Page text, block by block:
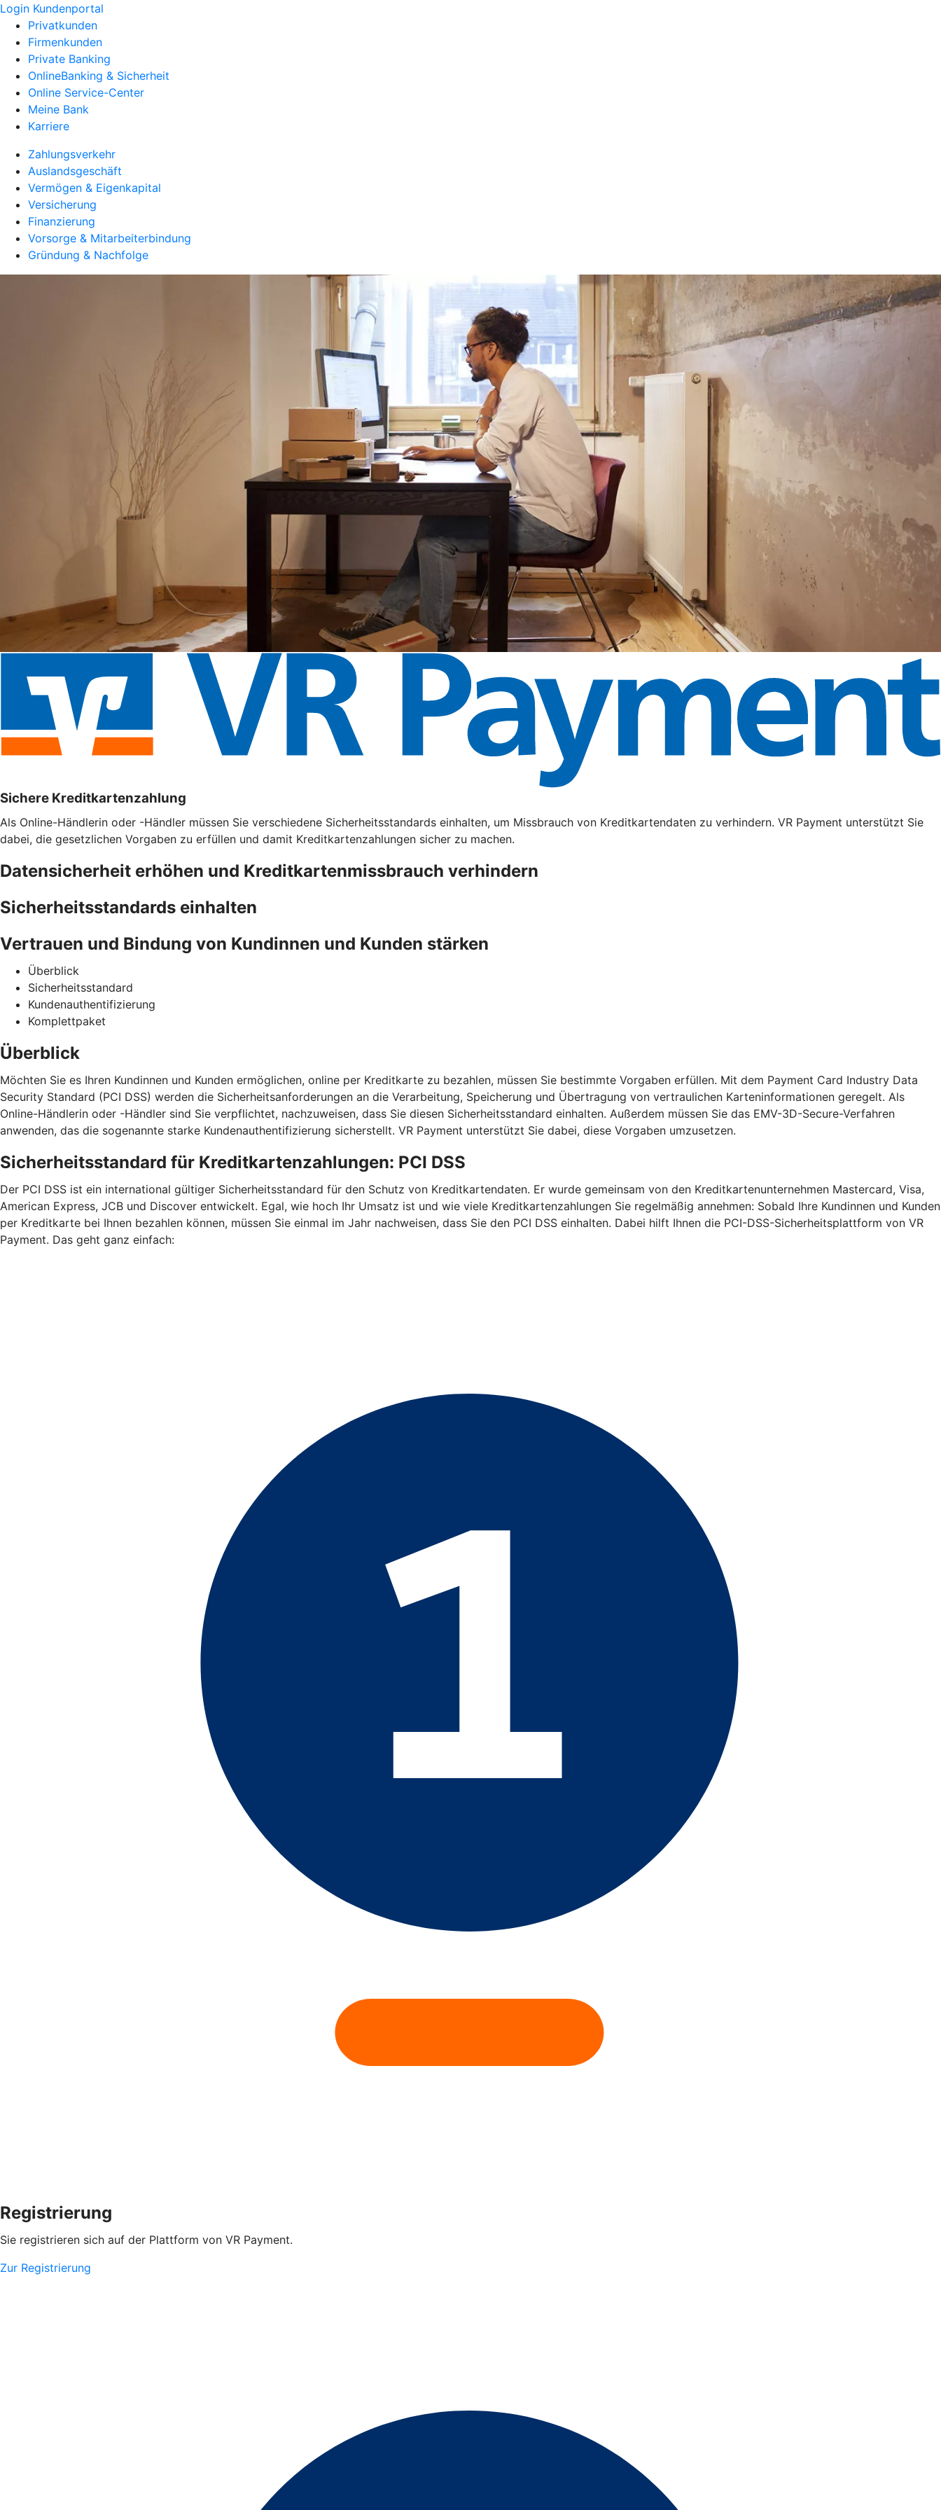
Login Kundenportal
Privatkunden
Firmenkunden
Private Banking
OnlineBanking & Sicherheit
Online Service-Center
Meine Bank
Karriere
Zahlungsverkehr
Auslandsgeschäft
Vermögen & Eigenkapital
Versicherung
Finanzierung
Vorsorge & Mitarbeiterbindung
Gründung & Nachfolge
Sichere Kreditkartenzahlung
Als Online-Händlerin oder -Händler müssen Sie verschiedene Sicherheitsstandards einhalten, um Missbrauch von Kreditkartendaten zu verhindern. VR Payment unterstützt Sie
dabei, die gesetzlichen Vorgaben zu erfüllen und damit Kreditkartenzahlungen sicher zu machen.
Datensicherheit erhöhen und Kreditkartenmissbrauch verhindern
Sicherheitsstandards einhalten
Vertrauen und Bindung von Kundinnen und Kunden stärken
Überblick
Sicherheitsstandard
Kundenauthentifizierung
Komplettpaket
Überblick
Möchten Sie es Ihren Kundinnen und Kunden ermöglichen, online per Kreditkarte zu bezahlen, müssen Sie bestimmte Vorgaben erfüllen. Mit dem Payment Card Industry Data
Security Standard (PCI DSS) werden die Sicherheitsanforderungen an die Verarbeitung, Speicherung und Übertragung von vertraulichen Karteninformationen geregelt. Als
Online-Händlerin oder -Händler sind Sie verpflichtet, nachzuweisen, dass Sie diesen Sicherheitsstandard einhalten. Außerdem müssen Sie das EMV-3D-Secure-Verfahren
anwenden, das die sogenannte starke Kundenauthentifizierung sicherstellt. VR Payment unterstützt Sie dabei, diese Vorgaben umzusetzen.
Sicherheitsstandard für Kreditkartenzahlungen: PCI DSS
Der PCI DSS ist ein international gültiger Sicherheitsstandard für den Schutz von Kreditkartendaten. Er wurde gemeinsam von den Kreditkartenunternehmen Mastercard, Visa,
American Express, JCB und Discover entwickelt. Egal, wie hoch Ihr Umsatz ist und wie viele Kreditkartenzahlungen Sie regelmäßig annehmen: Sobald Ihre Kundinnen und Kunden
per Kreditkarte bei Ihnen bezahlen können, müssen Sie einmal im Jahr nachweisen, dass Sie den PCI DSS einhalten. Dabei hilft Ihnen die PCI-DSS-Sicherheitsplattform von VR
Payment. Das geht ganz einfach:
Registrierung
Sie registrieren sich auf der Plattform von VR Payment.
Zur Registrierung